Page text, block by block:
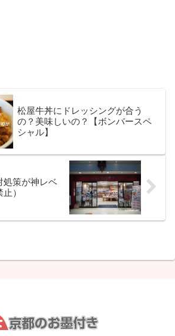
松屋牛丼にドレッシングが合う
の？美味しいの？【ボンバースペ
シャル】
処策が神レベ
）